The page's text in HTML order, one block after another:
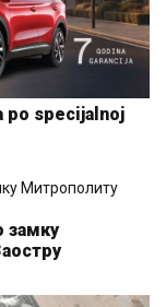
po specijalnoj
замку